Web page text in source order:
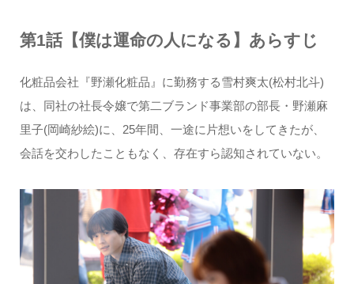
第1話【僕は運命の人になる】あらすじ
化粧品会社『野瀬化粧品』に勤務する雪村爽太(松村北斗)
は、同社の社長令嬢で第二ブランド事業部の部長・野瀬麻
里子(岡崎紗絵)に、25年間、一途に片想いをしてきたが、
会話を交わしたこともなく、存在すら認知されていない。